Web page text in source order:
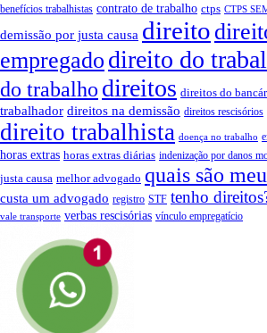
benefícios trabalhistas contrato de trabalho ctps CTPS
demissão por justa causa direito
empregado direito do
do trabalho direitos direitos do
trabalhador direitos na demissão direitos rescisórios
direito trabalhista doença no trabalho
horas extras horas extras diárias indenização por danos
justa causa melhor advogado quais são
custa um advogado registro STF tenho
vale transporte verbas rescisórias vínculo empregatício